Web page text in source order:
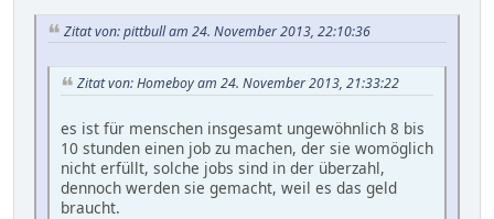
Zitat von: pittbull am 24. November 2013, 22:10:36
Zitat von: Homeboy am 24. November 2013, 21:33:22
es ist für menschen insgesamt ungewöhnlich 8 bis
10 stunden einen job zu machen, der sie womöglich
nicht erfüllt, solche jobs sind in der überzahl,
dennoch werden sie gemacht, weil es das geld
braucht.